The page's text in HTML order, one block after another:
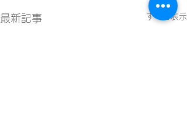
最新記事 すべて表示